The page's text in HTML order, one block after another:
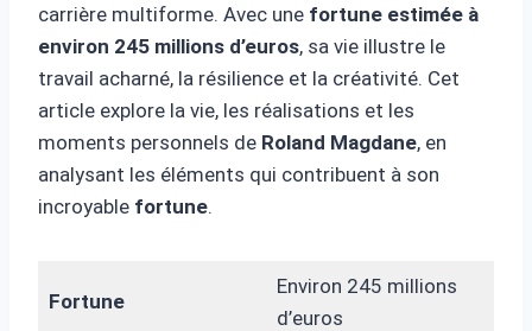
carrière multiforme. Avec une fortune estimée à
environ 245 millions d’euros, sa vie illustre le
travail acharné, la résilience et la créativité. Cet
article explore la vie, les réalisations et les
moments personnels de Roland Magdane, en
analysant les éléments qui contribuent à son
incroyable fortune.
Fortune
Environ 245 millions
d’euros